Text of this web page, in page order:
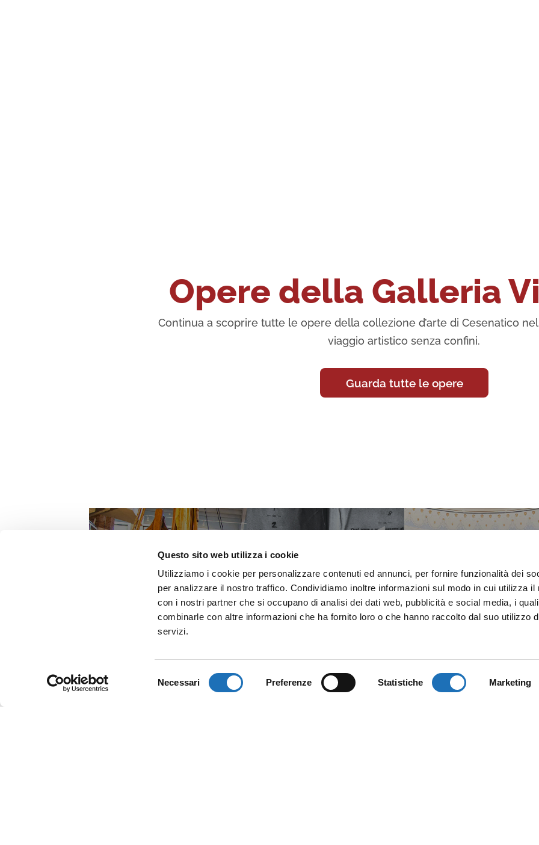
Questo sito web utilizza i cookie
Utilizziamo i cookie per personalizzare contenuti ed annunci, per fornire funzionalità dei
per analizzare il nostro traffico. Condividiamo inoltre informazioni sul modo in cui utilizza il
con i nostri partner che si occupano di analisi dei dati web, pubblicità e social media, i
combinarle con altre informazioni che ha fornito loro o che hanno raccolto dal suo utilizzo
servizi.
Necessari Preferenze Statistiche Marketing
Opere della Galleria
Continua a scoprire tutte le opere della collezione d’arte di Cesenatico
viaggio artistico senza confini.
Guarda tutte le opere